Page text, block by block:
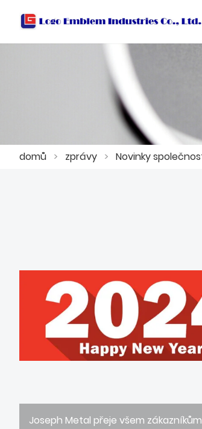
domů > zprávy > Novinky